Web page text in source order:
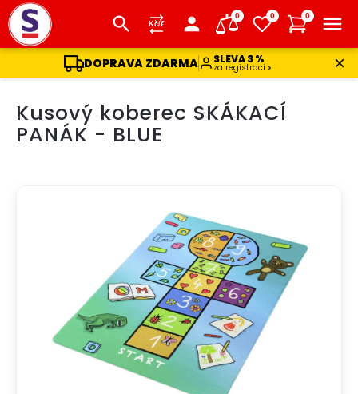
DOPRAVA ZDARMA SLEVA 3 %
za registraci
0 0 0
obsahKusový koberec SKÁKACÍ
PANÁK - BLUE